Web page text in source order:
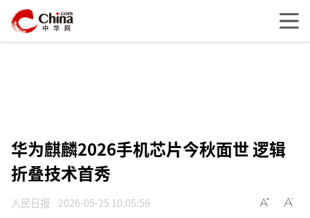
华为麒麟2026手机芯片今秋面世 逻辑
折叠技术首秀
人民日报 2026-05-25 10:05:56